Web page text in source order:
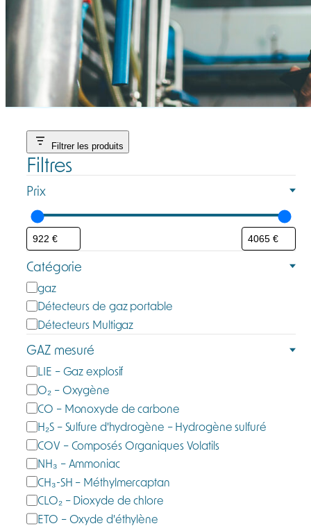
Filtrer les produits
Filtres
Prix
Catégorie
C
a
t
é
g
o
i
e
gaz
Détecteurs de gaz portable
Détecteurs Multigaz
GAZ mesuré
G
a
z
m
e
s
u
r
é
LIE – Gaz explosif
O₂ – Oxygène
CO – Monoxyde de carbone
H₂S – Sulfure d'hydrogène – Hydrogène sulfuré
COV – Composés Organiques Volatils
NH₃ – Ammoniac
CH₃-SH – Méthylmercaptan
CLO₂ – Dioxyde de chlore
ETO – Oxyde d'éthylène